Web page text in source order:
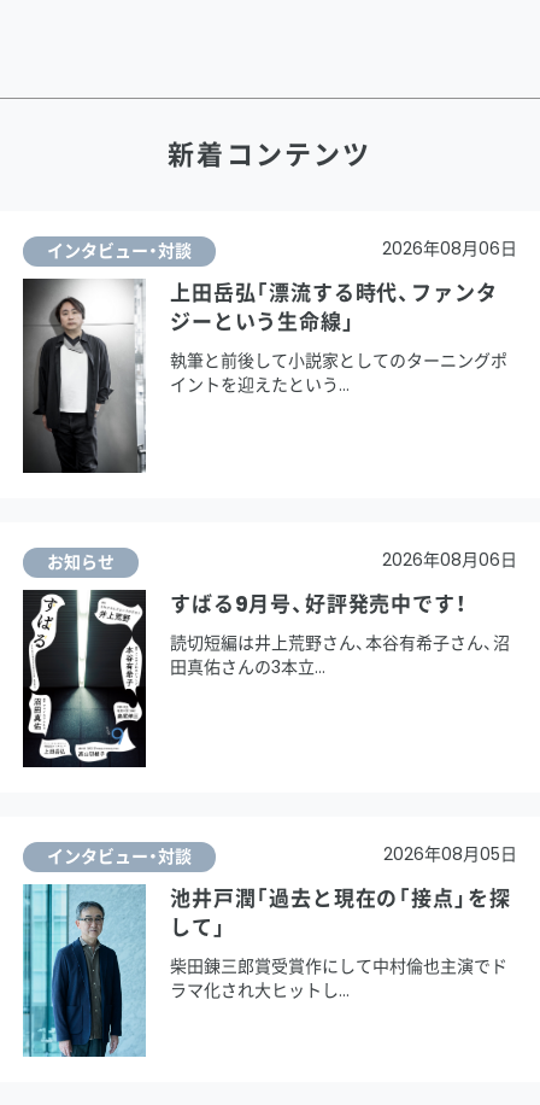
新着コンテンツ
インタビュー・対談 2026年08月06日
上田岳弘「漂流する時代、ファンタ
ジーという生命線」
執筆と前後して小説家としてのターニングポ
イントを迎えたという
お知らせ 2026年08月06日
すばる9月号、好評発売中です！
読切短編は井上荒野さん、本谷有希子さん、沼
田真佑さんの3本立
インタビュー・対談 2026年08月05日
池井戸潤「過去と現在の「接点」を探
して」
柴田錬三郎賞受賞作にして中村倫也主演でド
ラマ化され大ヒットし